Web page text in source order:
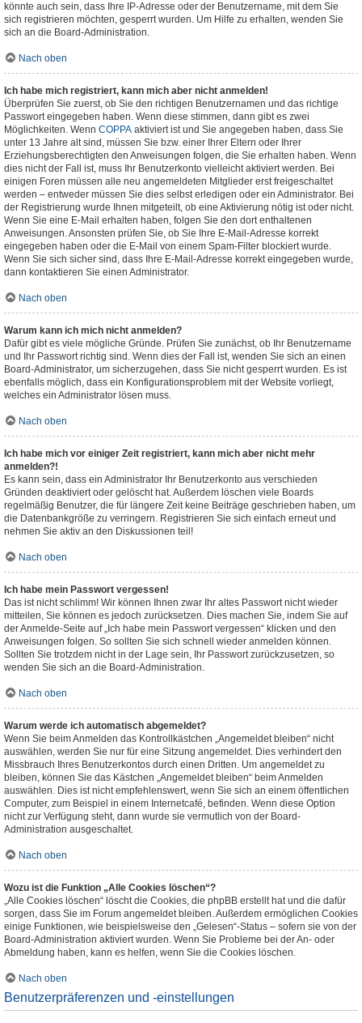
könnte auch sein, dass Ihre IP-Adresse oder der Benutzername, mit dem Sie
sich registrieren möchten, gesperrt wurden. Um Hilfe zu erhalten, wenden Sie
sich an die Board-Administration.
Nach oben
Ich habe mich registriert, kann mich aber nicht anmelden!
Überprüfen Sie zuerst, ob Sie den richtigen Benutzernamen und das richtige
Passwort eingegeben haben. Wenn diese stimmen, dann gibt es zwei
Möglichkeiten. Wenn COPPA aktiviert ist und Sie angegeben haben, dass Sie
unter 13 Jahre alt sind, müssen Sie bzw. einer Ihrer Eltern oder Ihrer
Erziehungsberechtigten den Anweisungen folgen, die Sie erhalten haben. Wenn
dies nicht der Fall ist, muss Ihr Benutzerkonto vielleicht aktiviert werden. Bei
einigen Foren müssen alle neu angemeldeten Mitglieder erst freigeschaltet
werden – entweder müssen Sie dies selbst erledigen oder ein Administrator. Bei
der Registrierung wurde Ihnen mitgeteilt, ob eine Aktivierung nötig ist oder nicht.
Wenn Sie eine E-Mail erhalten haben, folgen Sie den dort enthaltenen
Anweisungen. Ansonsten prüfen Sie, ob Sie Ihre E-Mail-Adresse korrekt
eingegeben haben oder die E-Mail von einem Spam-Filter blockiert wurde.
Wenn Sie sich sicher sind, dass Ihre E-Mail-Adresse korrekt eingegeben wurde,
dann kontaktieren Sie einen Administrator.
Nach oben
Warum kann ich mich nicht anmelden?
Dafür gibt es viele mögliche Gründe. Prüfen Sie zunächst, ob Ihr Benutzername
und Ihr Passwort richtig sind. Wenn dies der Fall ist, wenden Sie sich an einen
Board-Administrator, um sicherzugehen, dass Sie nicht gesperrt wurden. Es ist
ebenfalls möglich, dass ein Konfigurationsproblem mit der Website vorliegt,
welches ein Administrator lösen muss.
Nach oben
Ich habe mich vor einiger Zeit registriert, kann mich aber nicht mehr
anmelden?!
Es kann sein, dass ein Administrator Ihr Benutzerkonto aus verschieden
Gründen deaktiviert oder gelöscht hat. Außerdem löschen viele Boards
regelmäßig Benutzer, die für längere Zeit keine Beiträge geschrieben haben, um
die Datenbankgröße zu verringern. Registrieren Sie sich einfach erneut und
nehmen Sie aktiv an den Diskussionen teil!
Nach oben
Ich habe mein Passwort vergessen!
Das ist nicht schlimm! Wir können Ihnen zwar Ihr altes Passwort nicht wieder
mitteilen, Sie können es jedoch zurücksetzen. Dies machen Sie, indem Sie auf
der Anmelde-Seite auf „Ich habe mein Passwort vergessen“ klicken und den
Anweisungen folgen. So sollten Sie sich schnell wieder anmelden können.
Sollten Sie trotzdem nicht in der Lage sein, Ihr Passwort zurückzusetzen, so
wenden Sie sich an die Board-Administration.
Nach oben
Warum werde ich automatisch abgemeldet?
Wenn Sie beim Anmelden das Kontrollkästchen „Angemeldet bleiben“ nicht
auswählen, werden Sie nur für eine Sitzung angemeldet. Dies verhindert den
Missbrauch Ihres Benutzerkontos durch einen Dritten. Um angemeldet zu
bleiben, können Sie das Kästchen „Angemeldet bleiben“ beim Anmelden
auswählen. Dies ist nicht empfehlenswert, wenn Sie sich an einem öffentlichen
Computer, zum Beispiel in einem Internetcafé, befinden. Wenn diese Option
nicht zur Verfügung steht, dann wurde sie vermutlich von der Board-
Administration ausgeschaltet.
Nach oben
Wozu ist die Funktion „Alle Cookies löschen“?
„Alle Cookies löschen“ löscht die Cookies, die phpBB erstellt hat und die dafür
sorgen, dass Sie im Forum angemeldet bleiben. Außerdem ermöglichen Cookies
einige Funktionen, wie beispielsweise den „Gelesen“-Status – sofern sie von der
Board-Administration aktiviert wurden. Wenn Sie Probleme bei der An- oder
Abmeldung haben, kann es helfen, wenn Sie die Cookies löschen.
Nach oben
Benutzerpräferenzen und -einstellungen